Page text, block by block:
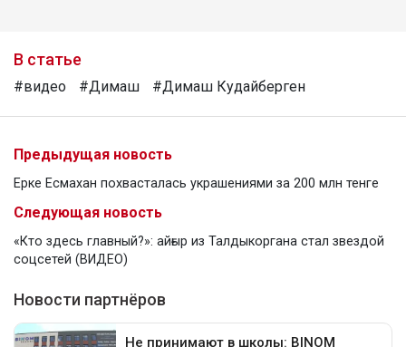
В статье
#видео #Димаш #Димаш Кудайберген
Предыдущая новость
Ерке Есмахан похвасталась украшениями за 200 млн тенге
Следующая новость
«Кто здесь главный?»: айғыр из Талдыкоргана стал звездой
соцсетей (ВИДЕО)